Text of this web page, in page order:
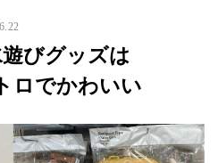
びグッズは
ロでかわいい